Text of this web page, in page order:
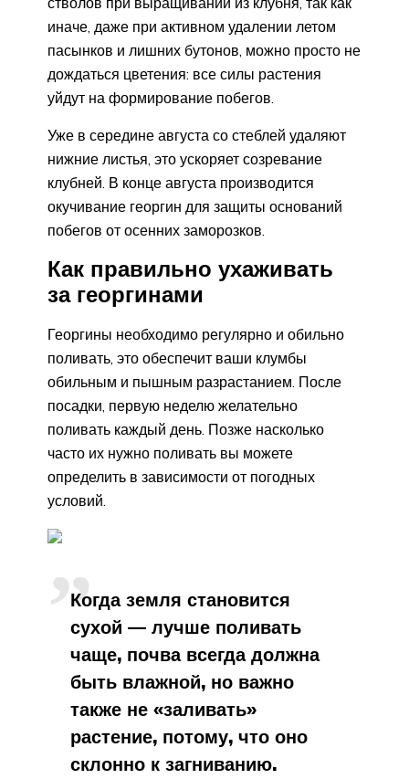
иначе, даже при активном удалении летом
пасынков и лишних бутонов, можно просто не
дождаться цветения: все силы растения
уйдут на формирование побегов.
Уже в середине августа со стеблей удаляют
нижние листья, это ускоряет созревание
клубней. В конце августа производится
окучивание георгин для защиты оснований
побегов от осенних заморозков.
Как правильно ухаживать
за георгинами
Георгины необходимо регулярно и обильно
поливать, это обеспечит ваши клумбы
обильным и пышным разрастанием. После
посадки, первую неделю желательно
поливать каждый день. Позже насколько
часто их нужно поливать вы можете
определить в зависимости от погодных
условий.
Когда земля становится
сухой — лучше поливать
чаще, почва всегда должна
быть влажной, но важно
также не «заливать»
растение, потому, что оно
склонно к загниванию.